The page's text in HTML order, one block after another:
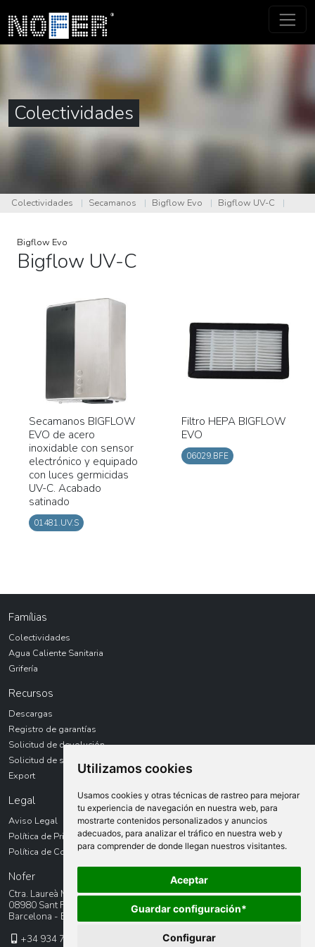
Utilizamos cookies
Usamos cookies y otras técnicas de rastreo para mejorar
tu experiencia de navegación en nuestra web, para
mostrarte contenidos personalizados y anuncios
adecuados, para analizar el tráfico en nuestra web y
para comprender de donde llegan nuestros visitantes.
Aceptar
Guardar configuración*
Configurar
Colectividades
Colectividades | Secamanos | Bigflow Evo | Bigflow UV-C |
Bigflow Evo
Bigflow UV-C
Secamanos BIGFLOW
EVO de acero
inoxidable con sensor
electrónico y equipado
con luces germicidas
UV-C. Acabado
satinado
01481.UV.S
Filtro HEPA BIGFLOW
EVO
06029.BFE
Famílias
Colectividades
Agua Caliente Sanitaria
Grifería
Recursos
Descargas
Registro de garantías
Solicitud de devolución
Solicitud de servicio técnico
Export
Legal
Aviso Legal
Política de Privacidad
Política de Cookies
Nofer
Ctra. Laureà Miró, 385-387
08980 Sant Feliu de LLobregat
Barcelona - España
+34 934 742 423